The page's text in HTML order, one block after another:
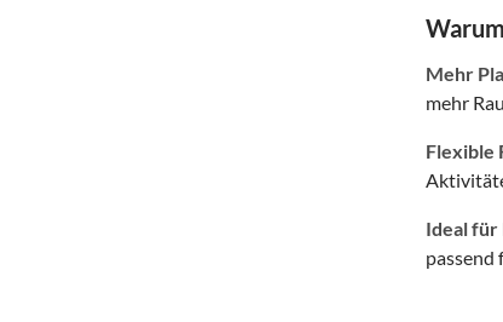
Mehr
mehr
Flexible
Ideal für
passend